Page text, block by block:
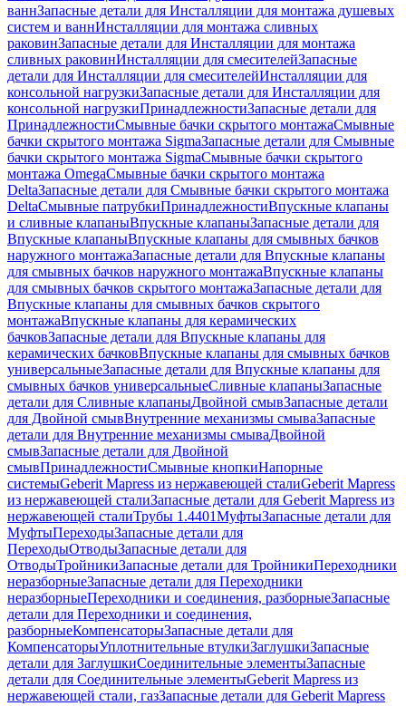
ваннЗапасные детали для Инсталляции для монтажа душевых
систем и ваннИнсталляции для монтажа сливных
раковинЗапасные детали для Инсталляции для монтажа
сливных раковинИнсталляции для смесителейЗапасные
детали для Инсталляции для смесителейИнсталляции для
консольной нагрузкиЗапасные детали для Инсталляции для
консольной нагрузкиПринадлежностиЗапасные детали для
ПринадлежностиСмывные бачки скрытого монтажаСмывные
бачки скрытого монтажа SigmaЗапасные детали для Смывные
бачки скрытого монтажа SigmaСмывные бачки скрытого
монтажа OmegaСмывные бачки скрытого монтажа
DeltaЗапасные детали для Смывные бачки скрытого монтажа
DeltaСмывные патрубкиПринадлежностиВпускные клапаны
и сливные клапаныВпускные клапаныЗапасные детали для
Впускные клапаныВпускные клапаны для смывных бачков
наружного монтажаЗапасные детали для Впускные клапаны
для смывных бачков наружного монтажаВпускные клапаны
для смывных бачков скрытого монтажаЗапасные детали для
Впускные клапаны для смывных бачков скрытого
монтажаВпускные клапаны для керамических
бачковЗапасные детали для Впускные клапаны для
керамических бачковВпускные клапаны для смывных бачков
универсальныеЗапасные детали для Впускные клапаны для
смывных бачков универсальныеСливные клапаныЗапасные
детали для Сливные клапаныДвойной смывЗапасные детали
для Двойной смывВнутренние механизмы смываЗапасные
детали для Внутренние механизмы смываДвойной
смывЗапасные детали для Двойной
смывПринадлежностиСмывные кнопкиНапорные
системыGeberit Mapress из нержавеющей сталиGeberit Mapress
из нержавеющей сталиЗапасные детали для Geberit Mapress из
нержавеющей сталиТрубы 1.4401МуфтыЗапасные детали для
МуфтыПереходыЗапасные детали для
ПереходыОтводыЗапасные детали для
ОтводыТройникиЗапасные детали для ТройникиПереходники
неразборныеЗапасные детали для Переходники
неразборныеПереходники и соединения, разборныеЗапасные
детали для Переходники и соединения,
разборныеКомпенсаторыЗапасные детали для
КомпенсаторыУплотнительные втулкиЗаглушкиЗапасные
детали для ЗаглушкиСоединительные элементыЗапасные
детали для Соединительные элементыGeberit Mapress из
нержавеющей стали, газЗапасные детали для Geberit Mapress